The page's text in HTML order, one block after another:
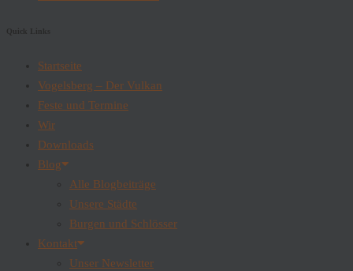
Quick Links
Startseite
Vogelsberg – Der Vulkan
Feste und Termine
Wir
Downloads
Blog
Alle Blogbeiträge
Unsere Städte
Burgen und Schlösser
Kontakt
Unser Newsletter